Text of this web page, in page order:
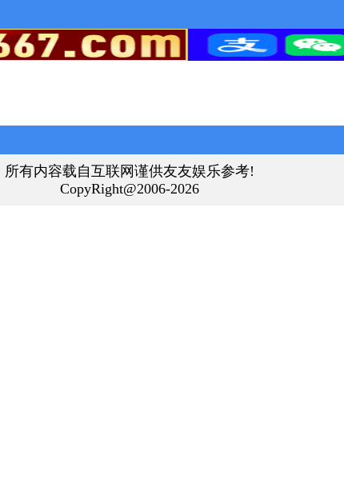
所有内容载自互联网谨供友友娱乐参考!
CopyRight@2006-2026